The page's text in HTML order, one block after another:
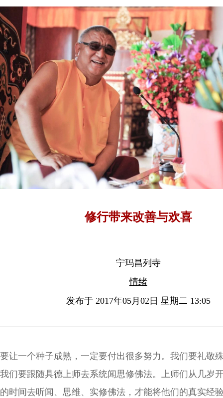
修行带来改善与欢喜
宁玛昌列寺
情绪
发布于 2017年05月02日 星期二 13:05
要让一个种子成熟，一定要付出很多努力。我们要礼敬
我们要跟随具德上师去系统闻思修佛法。上师们从几岁
的时间去听闻、思维、实修佛法，才能将他们的真实经